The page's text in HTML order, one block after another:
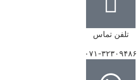
تلفن تماس
۰۷۱-۳۲۳۰۹۴۸۶